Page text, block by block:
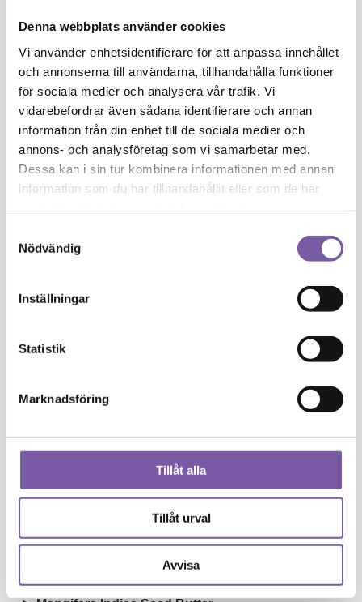
Denna webbplats använder cookies
Vi använder enhetsidentifierare för att anpassa innehållet
och annonserna till användarna, tillhandahålla funktioner
för sociala medier och analysera vår trafik. Vi
vidarebefordrar även sådana identifierare och annan
information från din enhet till de sociala medier och
annons- och analysföretag som vi samarbetar med.
Dessa kan i sin tur kombinera informationen med annan
information som du har tillhandahållit eller som de har
Nödvändig
Inställningar
Statistik
Marknadsföring
Tillåt alla
Tillåt urval
Avvisa
J
Juniperus Communis Oil
K
Kaolin
Lavandula Angustifolia Oil
Limonene
Linalool
Litsea Cubeba Fruit Oil